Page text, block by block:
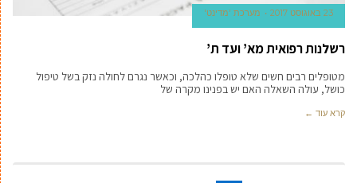
23 באוגוסט 2017 מערכת 'מדינט'
רשלנות רפואית מא’ ועד ת’
מטופלים רבים חשים שלא טופלו כהלכה, וכאשר נגרם לחולה נזק בשל טיפול
כושל, עולה השאלה האם יש בפנינו מקרה של
קרא עוד ←